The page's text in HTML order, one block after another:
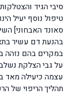
סיבי הגיד
טיפול נוסף יעיל
סאונד האבחוני]
בהנעת דם עשיר
במקרים בהם נזהה
על גבי הצלקת
עצמה כיעילה מאד
תהליך הריפוי של